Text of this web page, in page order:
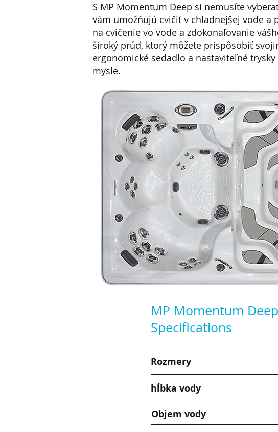
S MP Momentum Deep si nemusíte
vám umožňujú cvičiť v chladnejšej vode a
na cvičenie vo vode a zdokonaľovanie
široký prúd, ktorý môžete prispôsobiť
ergonomické sedadlo a nastaviteľné
mysle.
MP Momentum Deep
Specifications
Rozmery
hĺbka vody
Objem vody